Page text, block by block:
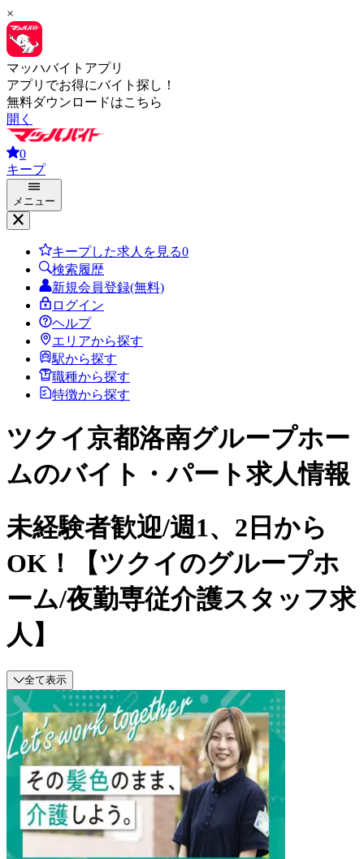
×
マッハバイトアプリ
アプリでお得にバイト探し！
無料ダウンロードはこちら
開く
0
キープ
メニュー
キープした求人を見る0
検索履歴
新規会員登録(無料)
ログイン
ヘルプ
エリアから探す
駅から探す
職種から探す
特徴から探す
ツクイ京都洛南グループホー
ムのバイト・パート求人情報
未経験者歓迎/週1、2日から
OK！【ツクイのグループホ
ーム/夜勤専従介護スタッフ求
人】
全て表示